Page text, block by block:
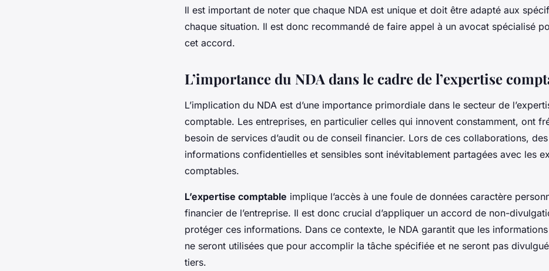
Il est important de noter que chaque NDA est unique et doit être adapté aux
chaque situation. Il est donc recommandé de faire appel à un avocat spécialisé
cet accord.
L’importance du NDA dans le cadre de l’expertise
L’implication du NDA est d’une importance primordiale dans le secteur de
comptable. Les entreprises, en particulier celles qui innovent constamment, ont
besoin de services d’audit ou de conseil financier. Lors de ces collaborations, des
informations confidentielles et sensibles sont inévitablement partagées avec les
comptables.
L’expertise comptable implique l’accès à une foule de données caractère
financier de l’entreprise. Il est donc crucial d’appliquer un accord de non-
protéger ces informations. Dans ce contexte, le NDA garantit que les
ne seront utilisées que pour accomplir la tâche spécifiée et ne seront pas
tiers.